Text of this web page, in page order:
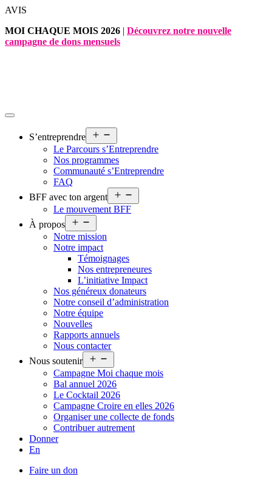
Aller
contenu
AVIS
MOI CHAQUE MOIS 2026 | Découvrez notre nouvelle
campagne de dons mensuels
S’entreprendre
le
menu
Le Parcours s’Entreprendre
Nos programmes
Communauté s’Entreprendre
FAQ
BFF avec ton argent
le
Le mouvement BFF
À propos
le
menu
Notre mission
Notre impact
Témoignages
Nos entrepreneures
L’initiative Impact
Nos généreux donateurs
Notre conseil d’administration
Notre équipe
Nouvelles
Rapports annuels
Nous contacter
Nous soutenir
le
menu
Campagne Moi chaque mois
Bal annuel 2026
Le Cocktail 2026
Campagne Croire en elles 2026
Organiser une collecte de fonds
Contribuer autrement
Donner
En
Faire un don